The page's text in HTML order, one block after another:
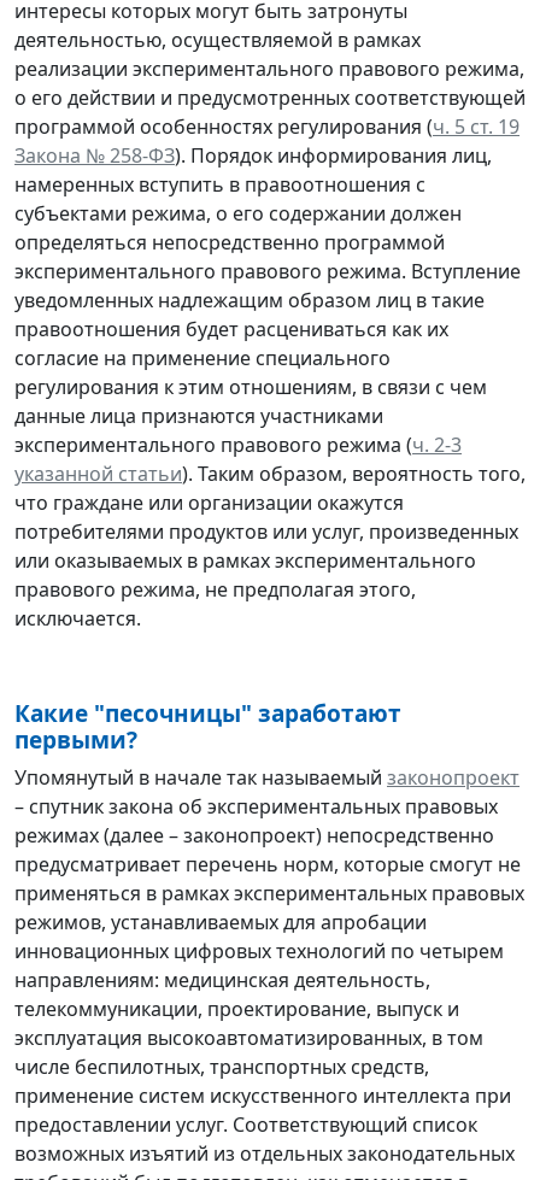
интересы которых могут быть затронуты
деятельностью, осуществляемой в рамках
реализации экспериментального правового режима,
о его действии и предусмотренных соответствующей
программой особенностях регулирования (ч. 5 ст. 19
Закона № 258-ФЗ). Порядок информирования лиц,
намеренных вступить в правоотношения с
субъектами режима, о его содержании должен
определяться непосредственно программой
экспериментального правового режима. Вступление
уведомленных надлежащим образом лиц в такие
правоотношения будет расцениваться как их
согласие на применение специального
регулирования к этим отношениям, в связи с чем
данные лица признаются участниками
экспериментального правового режима (ч. 2-3
указанной статьи). Таким образом, вероятность того,
что граждане или организации окажутся
потребителями продуктов или услуг, произведенных
или оказываемых в рамках экспериментального
правового режима, не предполагая этого,
исключается.
Какие "песочницы" заработают
первыми?
Упомянутый в начале так называемый законопроект
– спутник закона об экспериментальных правовых
режимах (далее – законопроект) непосредственно
предусматривает перечень норм, которые смогут не
применяться в рамках экспериментальных правовых
режимов, устанавливаемых для апробации
инновационных цифровых технологий по четырем
направлениям: медицинская деятельность,
телекоммуникации, проектирование, выпуск и
эксплуатация высокоавтоматизированных, в том
числе беспилотных, транспортных средств,
применение систем искусственного интеллекта при
предоставлении услуг. Соответствующий список
возможных изъятий из отдельных законодательных